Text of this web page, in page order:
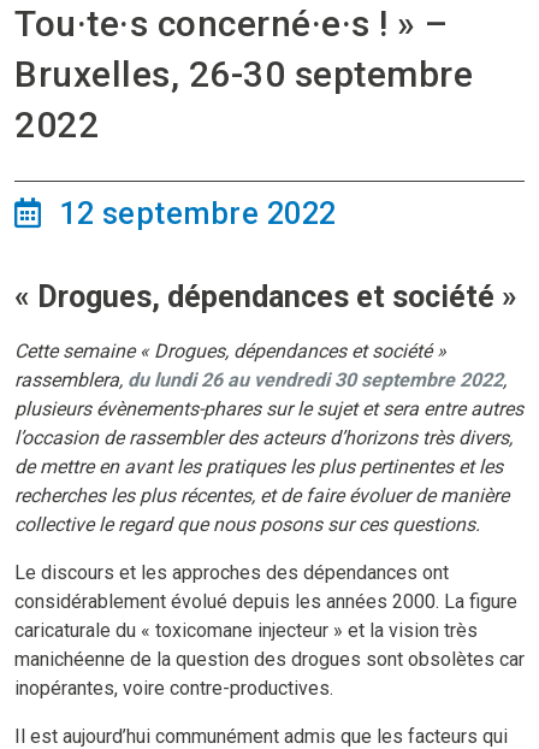
Tou·te·s concerné·e·s ! » –
Bruxelles, 26-30 septembre
2022
12 septembre 2022
« Drogues, dépendances et société »
Cette semaine « Drogues, dépendances et société »
rassemblera, du lundi 26 au vendredi 30 septembre 2022,
plusieurs évènements-phares sur le sujet et sera entre autres
l’occasion de rassembler des acteurs d’horizons très divers,
de mettre en avant les pratiques les plus pertinentes et les
recherches les plus récentes, et de faire évoluer de manière
collective le regard que nous posons sur ces questions.
Le discours et les approches des dépendances ont
considérablement évolué depuis les années 2000. La figure
caricaturale du « toxicomane injecteur » et la vision très
manichéenne de la question des drogues sont obsolètes car
inopérantes, voire contre-productives.
Il est aujourd’hui communément admis que les facteurs qui